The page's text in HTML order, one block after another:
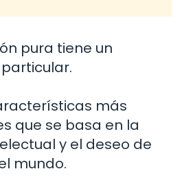
pura tiene un
más
que se basa en la
y el deseo de
mundo.